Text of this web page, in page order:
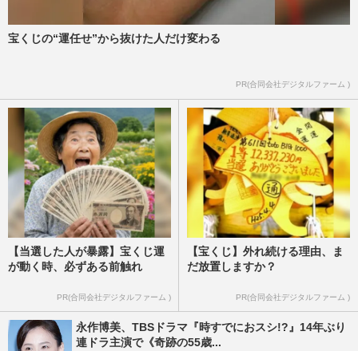
宝くじの“運任せ”から抜けた人だけ変わる
PR(合同会社デジタルファーム )
【当選した人が暴露】宝くじ運
が動く時、必ずある前触れ
PR(合同会社デジタルファーム )
【宝くじ】外れ続ける理由、ま
だ放置しますか？
PR(合同会社デジタルファーム )
永作博美、TBSドラマ『時すでにおスシ!?』14年ぶり
連ドラ主演で《奇跡の55歳...